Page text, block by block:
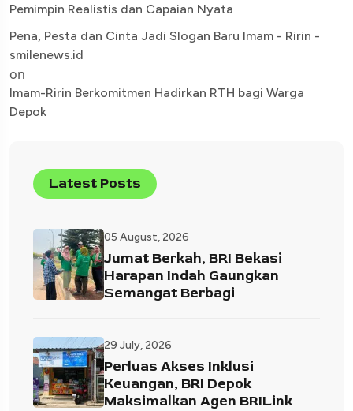
Pemimpin Realistis dan Capaian Nyata
Pena, Pesta dan Cinta Jadi Slogan Baru Imam - Ririn -
smilenews.id
on
Imam-Ririn Berkomitmen Hadirkan RTH bagi Warga
Depok
Latest Posts
05 August, 2026
Jumat Berkah, BRI Bekasi
Harapan Indah Gaungkan
Semangat Berbagi
29 July, 2026
Perluas Akses Inklusi
Keuangan, BRI Depok
Maksimalkan Agen BRILink